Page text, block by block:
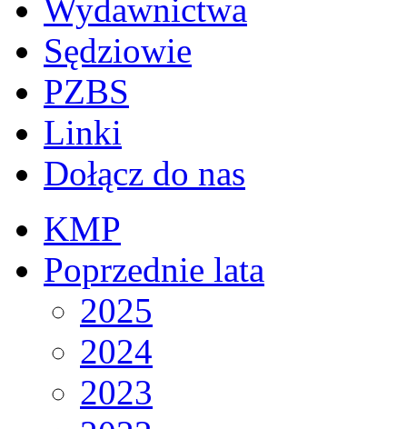
Wydawnictwa
Sędziowie
PZBS
Linki
Dołącz do nas
KMP
Poprzednie lata
2025
2024
2023